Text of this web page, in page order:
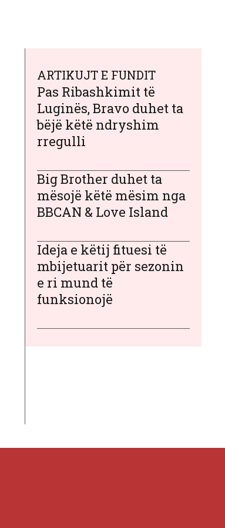
ARTIKUJT E FUNDIT
Pas Ribashkimit të
Luginës, Bravo duhet ta
bëjë këtë ndryshim
rregulli
Big Brother duhet ta
mësojë këtë mësim nga
BBCAN & Love Island
Ideja e këtij fituesi të
mbijetuarit për sezonin
e ri mund të
funksionojë